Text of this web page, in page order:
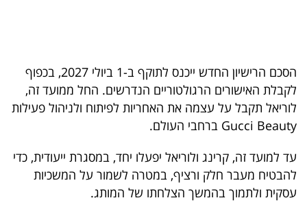
5
המילון
הכלכלי
פודקאסט
40
הסכם הרישיון החדש ייכנס לתוקף ב-1 ביולי 2027, בכפוף
לקבלת האישורים הרגולטוריים הנדרשים. החל ממועד זה,
לוריאל תקבל על עצמה את האחריות לפיתוח ולניהול פעילות
Gucci Beauty ברחבי העולם.
עד למועד זה, קרינג ולוריאל יפעלו יחד, במסגרת ייעודית, כדי
להבטיח מעבר חלק ורציף, במטרה לשמור על המשכיות
עסקית ולתמוך בהמשך הצלחתו של המותג.